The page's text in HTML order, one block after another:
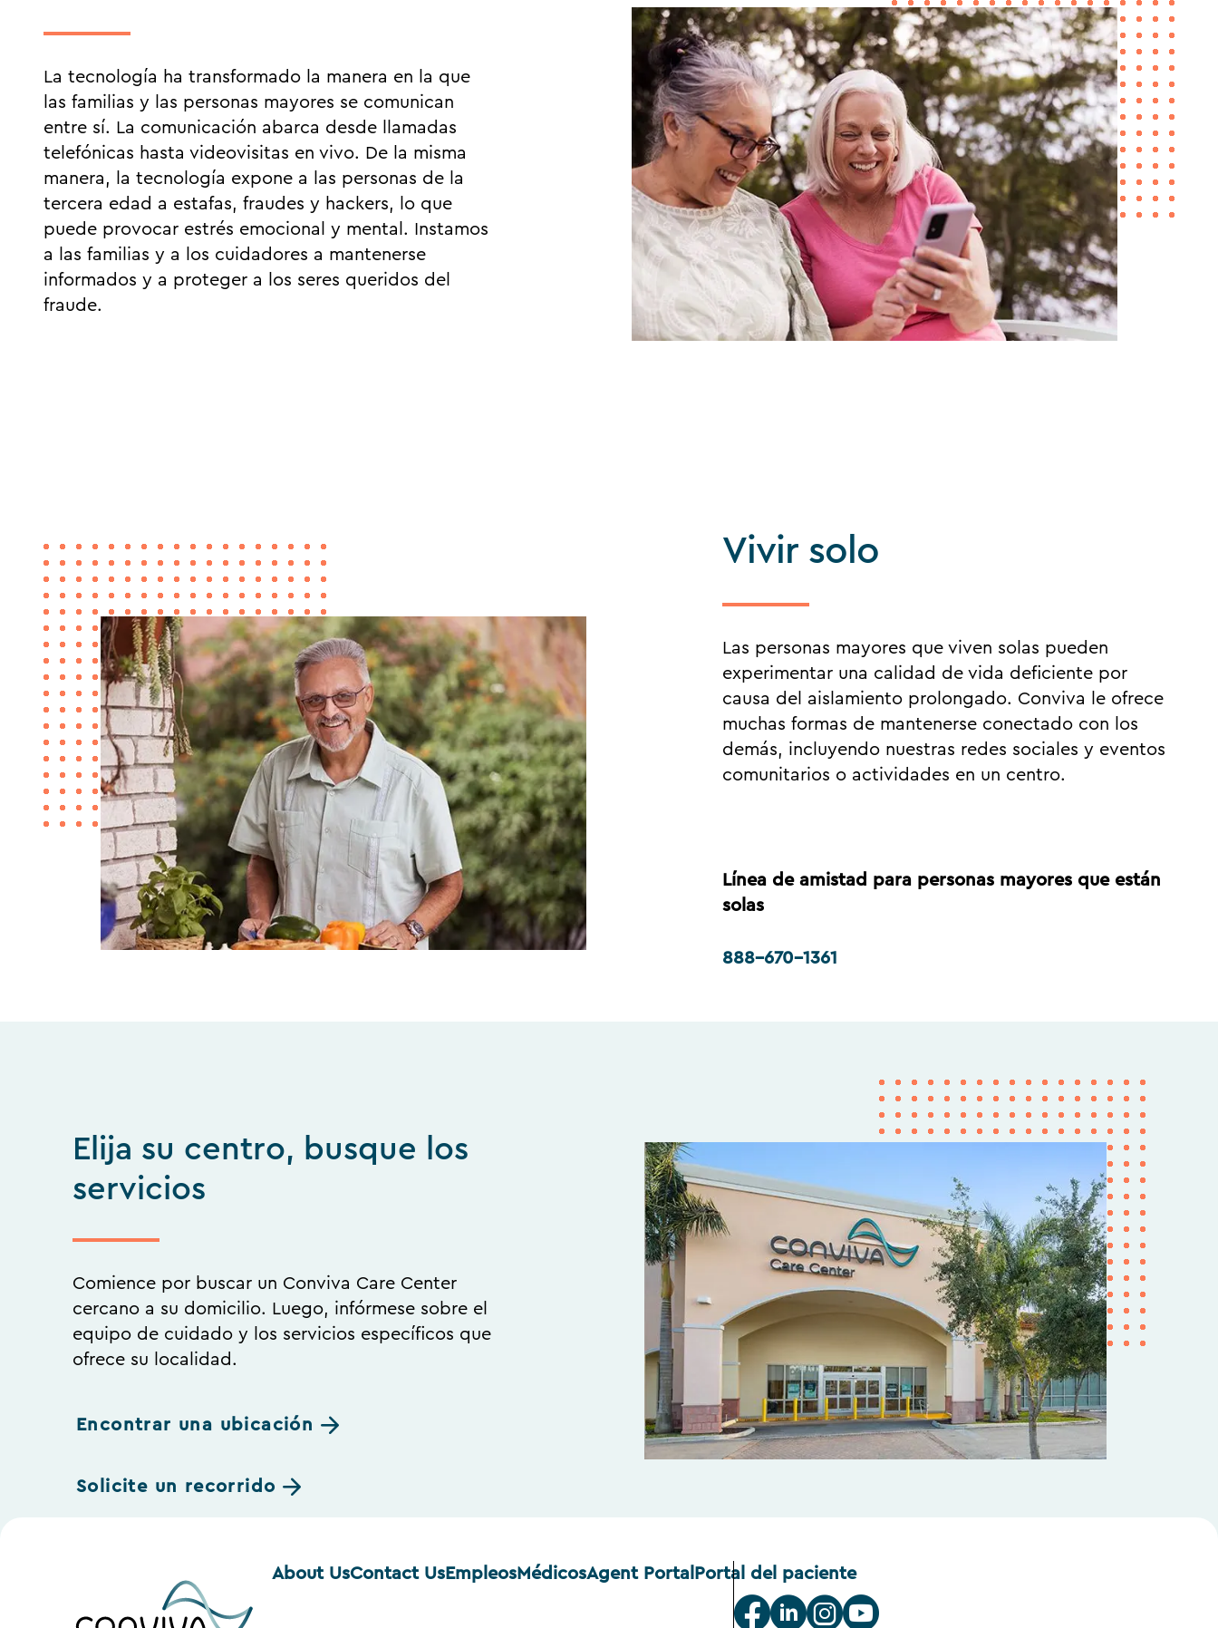
La tecnología ha transformado la manera en la que
las familias y las personas mayores se comunican
entre sí. La comunicación abarca desde llamadas
telefónicas hasta videovisitas en vivo. De la misma
manera, la tecnología expone a las personas de la
tercera edad a estafas, fraudes y hackers, lo que
puede provocar estrés emocional y mental. Instamos
a las familias y a los cuidadores a mantenerse
informados y a proteger a los seres queridos del
fraude.
Vivir solo
Las personas mayores que viven solas pueden
experimentar una calidad de vida deficiente por
causa del aislamiento prolongado. Conviva le ofrece
muchas formas de mantenerse conectado con los
demás, incluyendo nuestras redes sociales y eventos
comunitarios o actividades en un centro.
Línea de amistad para personas mayores que están
solas
888-670-1361
Elija su centro, busque los
servicios
Comience por buscar un Conviva Care Center
cercano a su domicilio. Luego, infórmese sobre el
equipo de cuidado y los servicios específicos que
ofrece su localidad.
Encontrar una ubicación
Solicite un recorrido
About UsContact UsEmpleosMédicosAgent Portal Portal del paciente